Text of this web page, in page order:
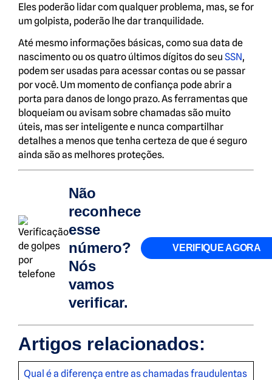
Eles poderão lidar com qualquer problema, mas, se for
um golpista, poderão lhe dar tranquilidade.
Até mesmo informações básicas, como sua data de
nascimento ou os quatro últimos dígitos do seu SSN,
podem ser usadas para acessar contas ou se passar
por você. Um momento de confiança pode abrir a
porta para danos de longo prazo. As ferramentas que
bloqueiam ou avisam sobre chamadas são muito
úteis, mas ser inteligente e nunca compartilhar
detalhes a menos que tenha certeza de que é seguro
ainda são as melhores proteções.
Não
reconhece
esse
número?
Nós
vamos
verificar.
VERIFIQUE AGORA
Artigos relacionados:
Qual é a diferença entre as chamadas fraudulentas